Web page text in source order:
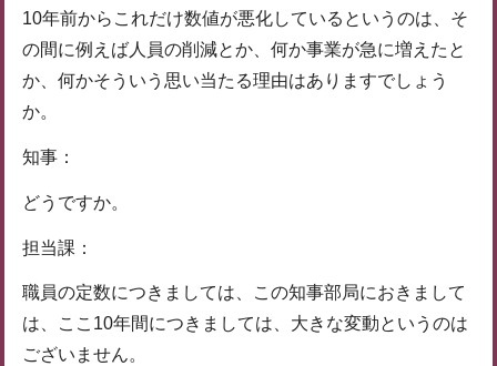
10年前からこれだけ数値が悪化しているというのは、そ
の間に例えば人員の削減とか、何か事業が急に増えたと
か、何かそういう思い当たる理由はありますでしょう
か。
知事：
どうですか。
担当課：
職員の定数につきましては、この知事部局におきまして
は、ここ10年間につきましては、大きな変動というのは
ございません。